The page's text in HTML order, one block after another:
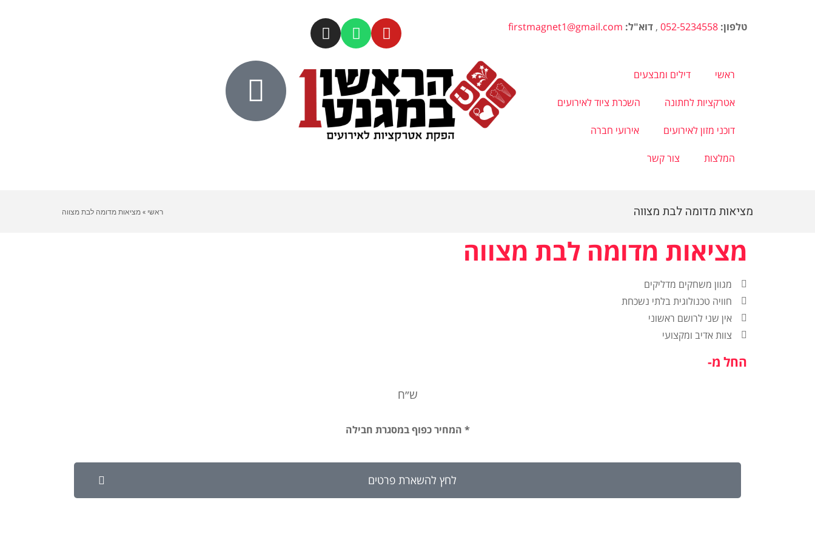
טלפון: 052-5234558
, דוא"ל: firstmagnet1@gmail.com
ראשי דילים ומבצעים
אטרקציות לחתונה השכרת ציוד לאירועים
דוכני מזון לאירועים אירועי חברה
המלצות צור קשר
מציאות מדומה לבת מצווה ראשי »מציאות מדומה לבת מצווה
מציאות מדומה לבת מצווה
מגוון משחקים מדליקים
חוויה טכנולוגית בלתי נשכחת
אין שני לרושם ראשוני
צוות אדיב ומקצועי
החל מ-
ש״ח
* המחיר כפוף במסגרת חבילה
לחץ להשארת פרטים